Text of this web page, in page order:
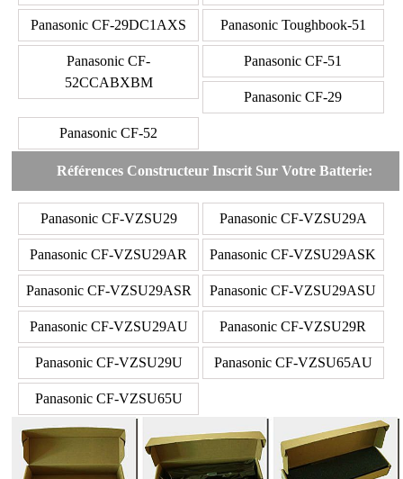
Panasonic CF-29DC1AXS Panasonic Toughbook-51
Panasonic CF-
52CCABXBM
Panasonic CF-51
Panasonic CF-29
Panasonic CF-52
Références Constructeur Inscrit Sur Votre Batterie:
Panasonic CF-VZSU29 Panasonic CF-VZSU29A
Panasonic CF-VZSU29AR Panasonic CF-VZSU29ASK
Panasonic CF-VZSU29ASR Panasonic CF-VZSU29ASU
Panasonic CF-VZSU29AU Panasonic CF-VZSU29R
Panasonic CF-VZSU29U Panasonic CF-VZSU65AU
Panasonic CF-VZSU65U